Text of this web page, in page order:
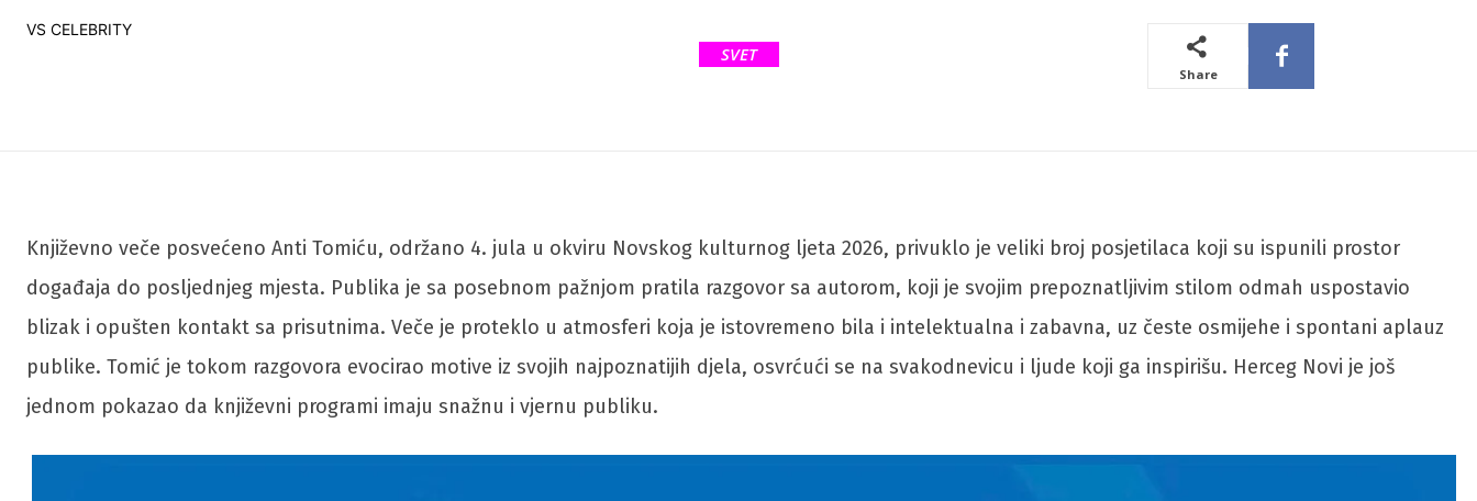
VS CELEBRITY
SVET
Share
Književno veče posvećeno Anti Tomiću, održano 4. jula u okviru Novskog kulturnog ljeta 2026, privuklo je veliki broj posjetilaca koji su ispunili prostor
događaja do posljednjeg mjesta. Publika je sa posebnom pažnjom pratila razgovor sa autorom, koji je svojim prepoznatljivim stilom odmah uspostavio
blizak i opušten kontakt sa prisutnima. Veče je proteklo u atmosferi koja je istovremeno bila i intelektualna i zabavna, uz česte osmijehe i spontani aplauz
publike. Tomić je tokom razgovora evocirao motive iz svojih najpoznatijih djela, osvrćući se na svakodnevicu i ljude koji ga inspirišu. Herceg Novi je još
jednom pokazao da književni programi imaju snažnu i vjernu publiku.